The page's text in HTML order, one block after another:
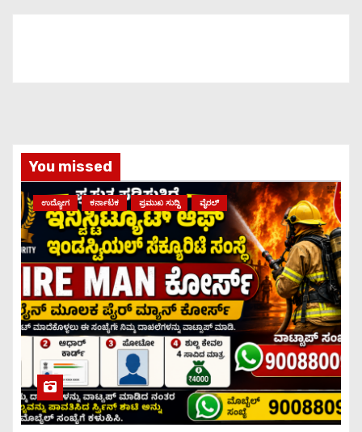
You missed
ಉದ್ಯೋಗ ಕರ್ನಾಟಕ ಪ್ರಮುಖ ಸುದ್ದಿ ವೈರಲ್